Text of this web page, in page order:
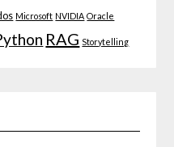
Microsoft NVIDIA Oracle
RAG Storytelling